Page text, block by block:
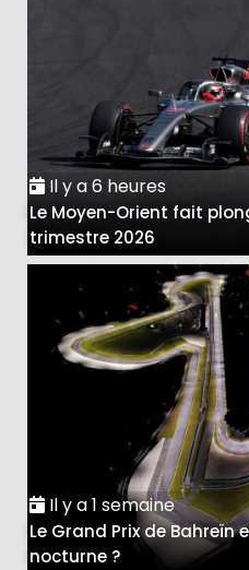
Il y a 6 heures
Le Moyen-Orient fait
trimestre 2026
Il y a 1 semaine
Le Grand Prix de Bahreïn
nocturne ?